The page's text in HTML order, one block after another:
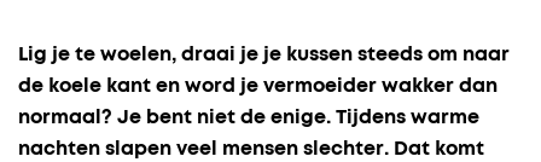
Lig je te woelen, draai je je kussen steeds om naar
de koele kant en word je vermoeider wakker dan
normaal? Je bent niet de enige. Tijdens warme
nachten slapen veel mensen slechter. Dat komt